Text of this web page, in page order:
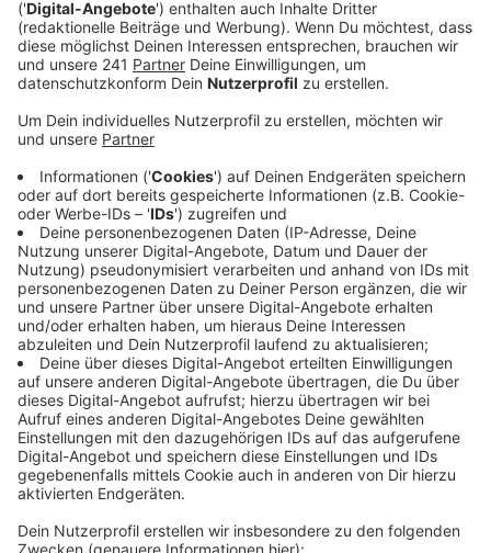
Veröffentlicht:Donnerstag, 26.10.2023 14:34
Anzeige
Mit dem Abschluss der Aktion gab es jetzt auch die
große Preisverleihung für die Teams mit den besten
Ergebnissen. Unter den Siegern sind Teams wie „Die
Küppersteger“ – aber auch Firmenteams von
Lanxess und Covestro. Unter den Schulen haben die
Schlebuscher Waldschule und das Lise-Meitner-
Gymnasium gewonnen. Die sind zusammen allein knapp
30.000 Kilometer gefahren. Mit dem Wettbewerb
STADTRADELN gibt es jedes Jahr einen
umweltfreundlichen Anreiz, das Auto stehen zu lassen
und im Alltag Kilometer mit dem Rad zu sammeln.
Anzeige
Mehr Meldungen aus Leverkusen